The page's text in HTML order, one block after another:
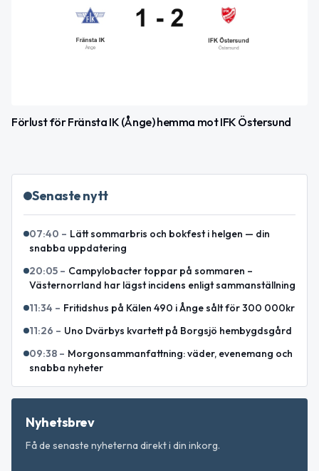
Förlust för Fränsta IK (Ånge) hemma mot IFK Östersund
Senaste nytt
07:40 – Lätt sommarbris och bokfest i helgen — din
snabba uppdatering
20:05 – Campylobacter toppar på sommaren –
Västernorrland har lägst incidens enligt sammanställning
11:34 – Fritidshus på Kälen 490 i Ånge sålt för 300 000kr
11:26 – Uno Dvärbys kvartett på Borgsjö hembygdsgård
09:38 – Morgonsammanfattning: väder, evenemang och
snabba nyheter
Nyhetsbrev
Få de senaste nyheterna direkt i din inkorg.